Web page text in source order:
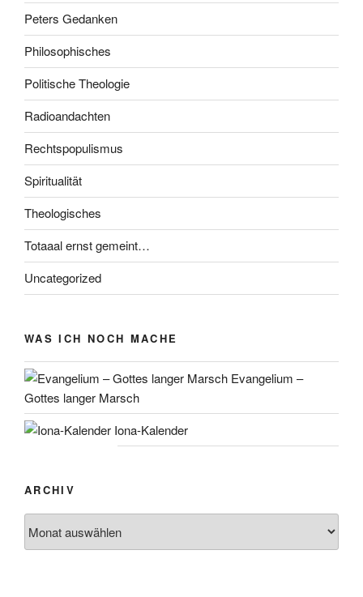
Peters Gedanken
Philosophisches
Politische Theologie
Radioandachten
Rechtspopulismus
Spiritualität
Theologisches
Totaaal ernst gemeint…
Uncategorized
WAS ICH NOCH MACHE
Evangelium –
Gottes langer Marsch
Iona-Kalender
ARCHIV